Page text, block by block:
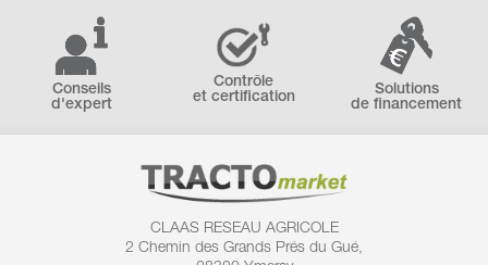
Conseils
d'expert
Contrôle
et certification
Solutions
de financement
CLAAS RESEAU AGRICOLE
2 Chemin des Grands Prés du Gué,